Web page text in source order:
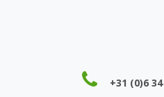
+31 (0)6